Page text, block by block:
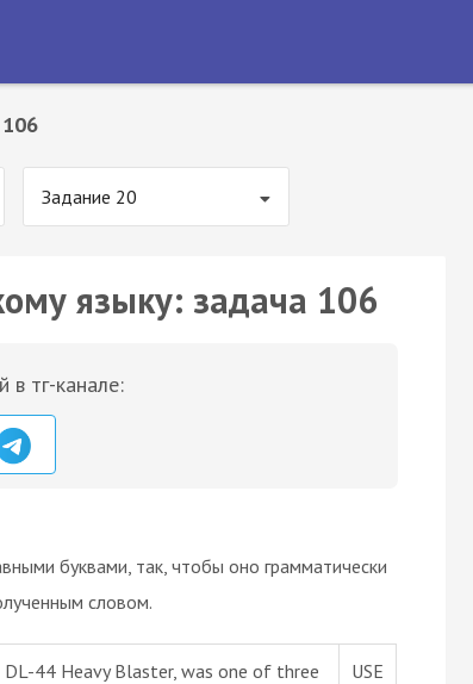
Задание 20
языку: задача 106
в тг-канале:
буквами, так, чтобы оно грамматически
словом.
44 Heavy Blaster, was one of three
USE